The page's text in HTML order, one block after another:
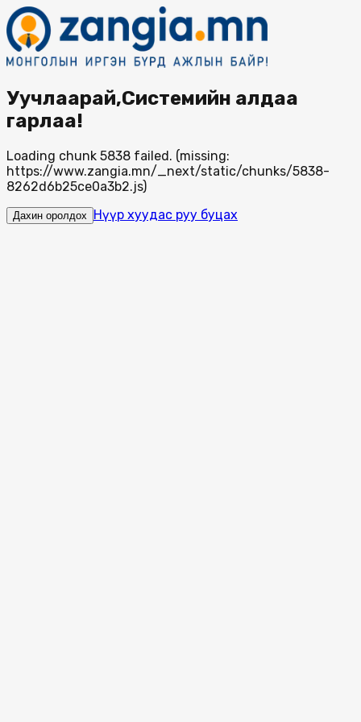
Уучлаарай,Системийн алдаа
гарлаа!
Loading chunk 5838 failed. (missing:
https://www.zangia.mn/_next/static/chunks/5838-
8262d6b25ce0a3b2.js)
Дахин оролдох Нүүр хуудас руу буцах